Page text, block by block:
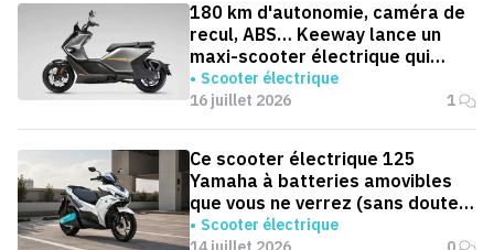
180 km d'autonomie, caméra de
recul, ABS… Keeway lance un
maxi-scooter électrique qui
défie le BMW CE 04
Scooter électrique
16 juillet 2026
1
Ce scooter électrique 125
Yamaha à batteries amovibles
que vous ne verrez (sans doute)
jamais en Europe
Scooter électrique